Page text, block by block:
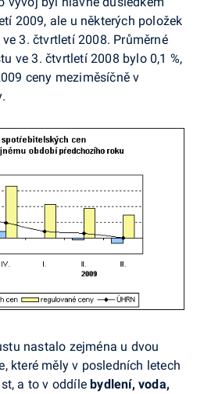
2009, ale u některých položek
3. čtvrtletí 2008. Průměrné
ve 3. čtvrtletí 2008 bylo 0,1 %,
ceny meziměsíčně v
nastalo zejména u dvou
které měly v posledních letech
a to v oddíle bydlení, voda,